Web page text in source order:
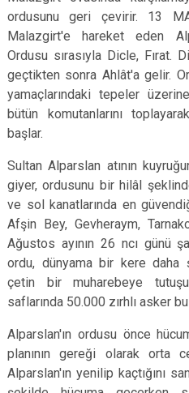
ordusunu geri çevirir. 13
Malazgirt'e hareket eden
Ordusu sırasıyla Dicle, Fırat.
geçtikten sonra Ahlât'a gelir.
yamaçlarındaki tepeler
bütün komutanlarını
başlar.
Sultan Alparslan atının
giyer, ordusunu bir hilâl
ve sol kanatlarında en
Afşin Bey, Gevheraym,
Ağustos ayının 26 ncı günü
ordu, dünyama bir kere daha
çetin bir muharebeye
saflarında 50.000 zırhlı asker
Alparslan'ın ordusu önce
planının gereği olarak orta
Alparslan'ın yenilip kaçtığını